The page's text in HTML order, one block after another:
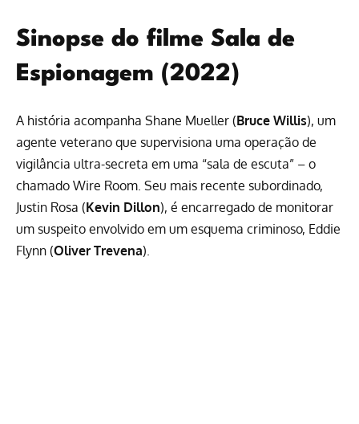
Sinopse do filme Sala de
Espionagem (2022)
A história acompanha Shane Mueller (Bruce Willis), um
agente veterano que supervisiona uma operação de
vigilância ultra-secreta em uma “sala de escuta” – o
chamado Wire Room. Seu mais recente subordinado,
Justin Rosa (Kevin Dillon), é encarregado de monitorar
um suspeito envolvido em um esquema criminoso, Eddie
Flynn (Oliver Trevena).